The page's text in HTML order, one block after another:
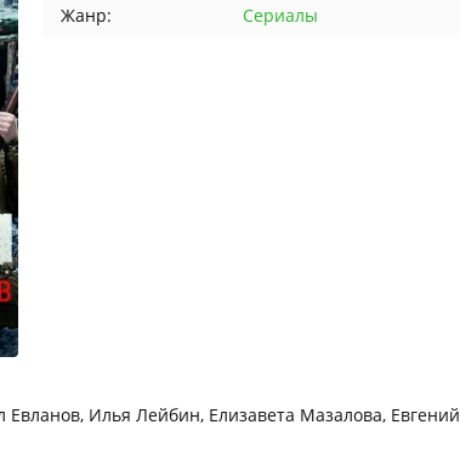
Жанр: Сериалы
Илья Лейбин, Елизавета Мазалова, Евгений